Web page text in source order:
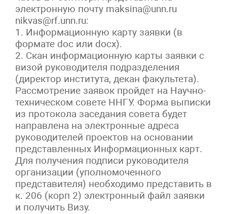
электронную почту maksina@unn.ru
nikvas@rf.unn.ru:
1. Информационную карту заявки (в
формате doc или docx).
2. Скан информационную карты заявки с
визой руководителя подразделения
(директор института, декан факультета).
Рассмотрение заявок пройдет на Научно-
техническом совете ННГУ. Форма выписки
из протокола заседания совета будет
направлена на электронные адреса
руководителей проектов на основании
представленных Информационных карт.
Для получения подписи руководителя
организации (уполномоченного
представителя) необходимо представить в
к. 206 (корп 2) электронный файл заявки
и получить Визу.